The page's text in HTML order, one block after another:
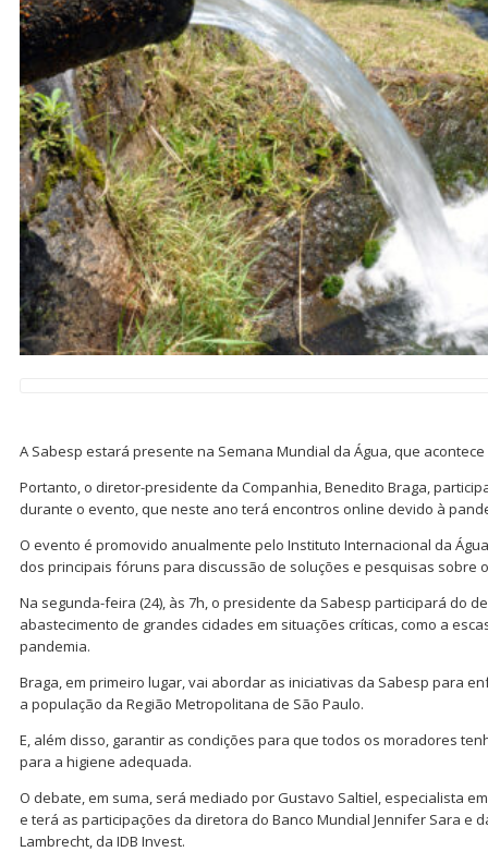
A Sabesp estará presente na Semana Mundial da Água, que
Portanto, o diretor-presidente da Companhia, Benedito Braga,
durante o evento, que neste ano terá encontros online devido à
O evento é promovido anualmente pelo Instituto Internacional da
dos principais fóruns para discussão de soluções e pesquisas sobre
Na segunda-feira (24), às 7h, o presidente da Sabesp participará do
abastecimento de grandes cidades em situações críticas, como a
pandemia.
Braga, em primeiro lugar, vai abordar as iniciativas da Sabesp para
a população da Região Metropolitana de São Paulo.
E, além disso, garantir as condições para que todos os moradores
para a higiene adequada.
O debate, em suma, será mediado por Gustavo Saltiel, especialista
e terá as participações da diretora do Banco Mundial Jennifer Sara e
Lambrecht, da IDB Invest.